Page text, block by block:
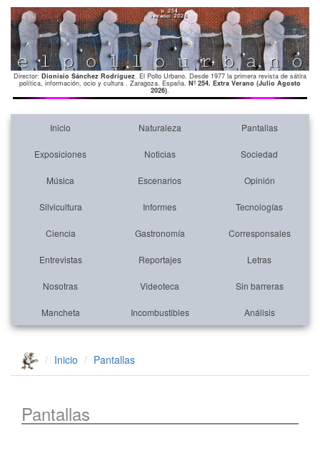
Director: Dionisio Sánchez Rodríguez. El Pollo Urbano. Desde 1977 la primera revista de sátira
política, información, ocio y cultura . Zaragoza. España. Nº 254. Extra Verano (Julio Agosto
2026).
Inicio Naturaleza Pantallas
Exposiciones Noticias Sociedad
Música Escenarios Opinión
Silvicultura Informes Tecnologías
Ciencia Gastronomía Corresponsales
Entrevistas Reportajes Letras
Nosotras Videoteca Sin barreras
Mancheta Incombustibles Análisis
Inicio Pantallas
Pantallas